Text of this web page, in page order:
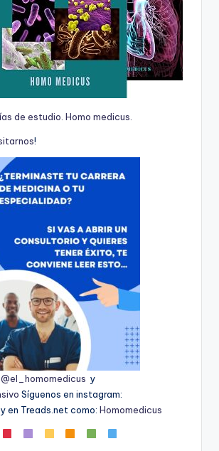
de estudio. Homo medicus.
itarnos!
@el_homomedicus y
Síguenos en instagram:
y en Treads.net como: Homomedicus